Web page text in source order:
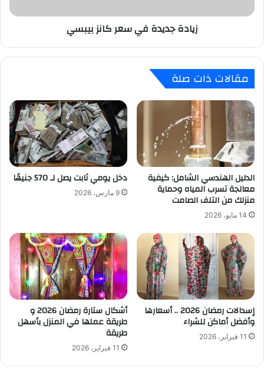
زيادة جديدة في سعر كانز بيبسي
مقالات ذات صلة
الدليل الهندسي الشامل: كيفية
معالجة تسرب المياه وحماية
منزلك من التلف الصامت
14 مايو، 2026
دخل يومي ثابت يصل لـ 570 جنيهًا
9 مارس، 2026
إسدالات رمضان 2026 .. أسعارها
وأفضل أماكن للشراء
11 فبراير، 2026
أشكال ستارة رمضان 2026 و
طريقة عملها في المنزل بأسهل
طريقة
11 فبراير، 2026